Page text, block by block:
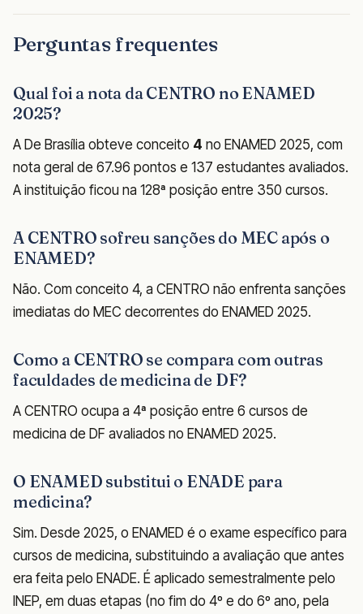
Perguntas frequentes
Qual foi a nota da CENTRO no ENAMED
2025?
A De Brasília obteve conceito 4 no ENAMED 2025, com
nota geral de 67.96 pontos e 137 estudantes avaliados.
A instituição ficou na 128ª posição entre 350 cursos.
A CENTRO sofreu sanções do MEC após o
ENAMED?
Não. Com conceito 4, a CENTRO não enfrenta sanções
imediatas do MEC decorrentes do ENAMED 2025.
Como a CENTRO se compara com outras
faculdades de medicina de DF?
A CENTRO ocupa a 4ª posição entre 6 cursos de
medicina de DF avaliados no ENAMED 2025.
O ENAMED substitui o ENADE para
medicina?
Sim. Desde 2025, o ENAMED é o exame específico para
cursos de medicina, substituindo a avaliação que antes
era feita pelo ENADE. É aplicado semestralmente pelo
INEP, em duas etapas (no fim do 4º e do 6º ano, pela